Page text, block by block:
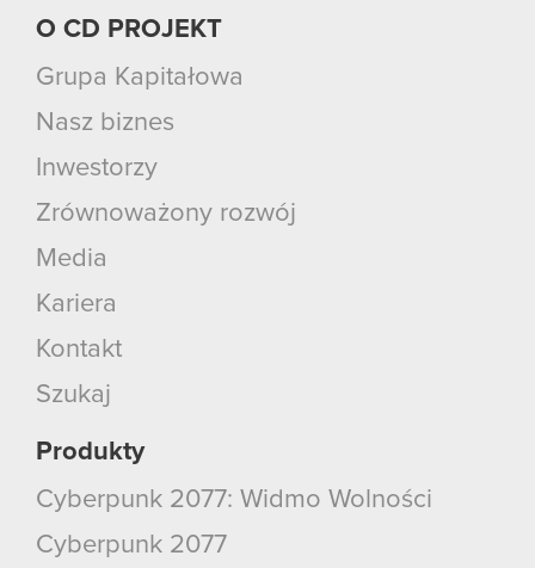
O CD PROJEKT
Grupa Kapitałowa
Nasz biznes
Inwestorzy
Zrównoważony rozwój
Media
Kariera
Kontakt
Szukaj
Produkty
Cyberpunk 2077: Widmo Wolności
Cyberpunk 2077